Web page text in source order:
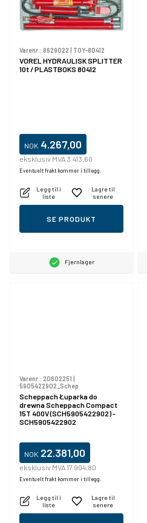
Varenr.: 8629022 | TOY-80412
VOREL HYDRAULISK SPLITTER
10t / PLASTBOKS 80412
NOK 4.267,00
eksklusiv MVA 3.413,60
Eventuelt frakt kommer i tillegg.
Legg til i
liste
Lagre til
senere
SE PRODUKT
Fjernlager
Varenr.: 20602251
5905422902_Schep
Scheppach Łuparka do
drewna Scheppach Compact
15T 400V (SCH5905422902) -
SCH5905422902
NOK 22.381,00
eksklusiv MVA 17.904,80
Eventuelt frakt kommer i tillegg.
Legg til i
liste
Lagre til
senere